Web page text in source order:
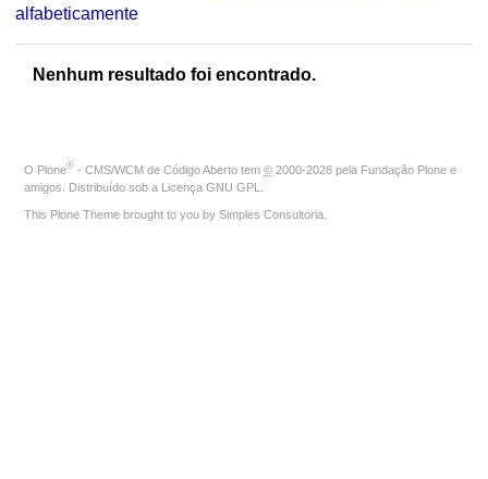
alfabeticamente
Nenhum resultado foi encontrado.
O Plone® - CMS/WCM de Código Aberto tem © 2000-2026 pela Fundação Plone e
amigos. Distribuído sob a Licença GNU GPL
This Plone Theme brought to you by Simples Consultoria